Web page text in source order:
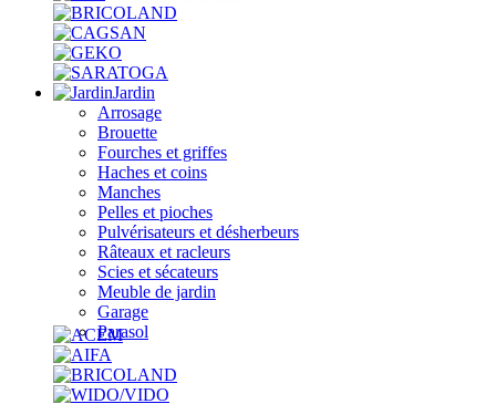
Jardin
Arrosage
Brouette
Fourches et griffes
Haches et coins
Manches
Pelles et pioches
Pulvérisateurs et désherbeurs
Râteaux et racleurs
Scies et sécateurs
Meuble de jardin
Garage
Parasol